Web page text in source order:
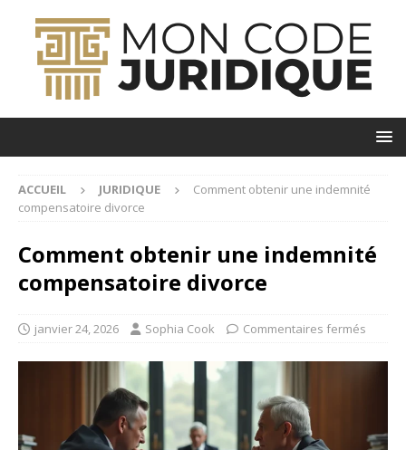
ACCUEIL JURIDIQUE
Comment obtenir une indemnité
compensatoire divorce
Comment obtenir une indemnité
compensatoire divorce
janvier 24, 2026 Sophia Cook Commentaires fermés